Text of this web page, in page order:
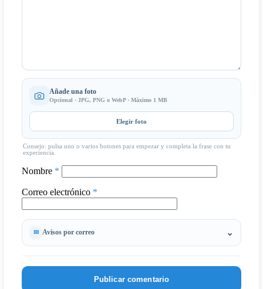
Añade una foto
Opcional · JPG, PNG o WebP · Máximo 1 MB
Elegir foto
Consejo: pulsa uno o varios botones para empezar y completa la frase con tu
experiencia.
Nombre *
Correo electrónico *
Avisos por correo